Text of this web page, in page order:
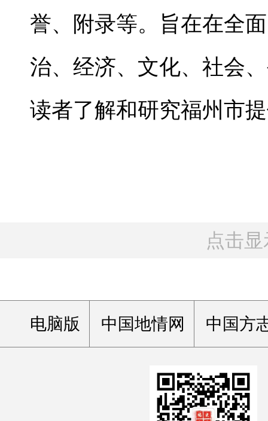
誉、附录等。
旨在在全
治、经济、文化、社会
读者了解和研究福州市
点击
电脑版 中国地情网 中国方